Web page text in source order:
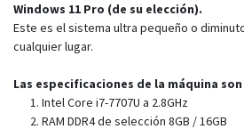
Windows 11 Pro (de su elección).
Este es el sistema ultra pequeño o
cualquier lugar.
Las especificaciones de la máquina
Intel Core i7-7707U a 2.8GHz
RAM DDR4 de selección 8GB / 16GB